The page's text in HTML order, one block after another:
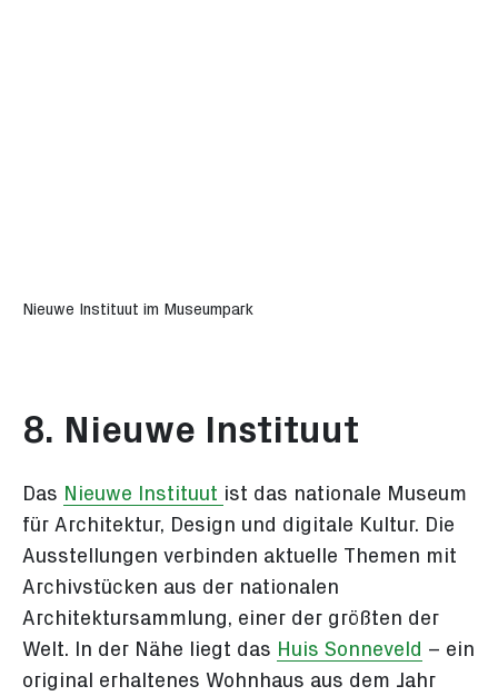
Nieuwe Instituut im Museumpark
8. Nieuwe Instituut
Das Nieuwe Instituut ist das nationale Museum
für Architektur, Design und digitale Kultur. Die
Ausstellungen verbinden aktuelle Themen mit
Archivstücken aus der nationalen
Architektursammlung, einer der größten der
Welt. In der Nähe liegt das Huis Sonneveld – ein
original erhaltenes Wohnhaus aus dem Jahr